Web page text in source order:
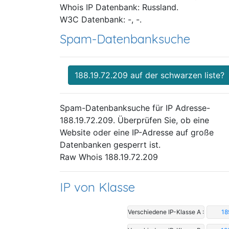
Whois IP Datenbank: Russland.
W3C Datenbank: -, -.
Spam-Datenbanksuche
188.19.72.209 auf der schwarzen liste?
Spam-Datenbanksuche für IP Adresse-
188.19.72.209. Überprüfen Sie, ob eine
Website oder eine IP-Adresse auf große
Datenbanken gesperrt ist.
Raw Whois 188.19.72.209
IP von Klasse
Verschiedene IP-Klasse A :